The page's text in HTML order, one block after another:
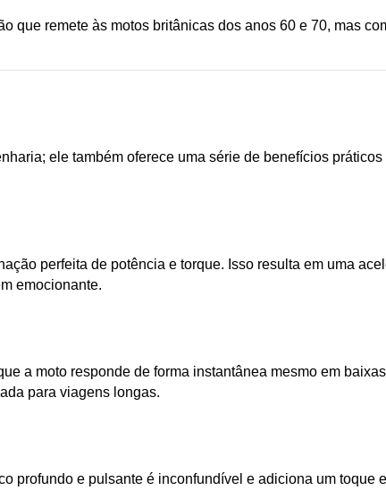
que remete às motos britânicas dos anos 60 e 70, mas
ele também oferece uma série de benefícios práticos
perfeita de potência e torque. Isso resulta em uma
emocionante.
a moto responde de forma instantânea mesmo em
para viagens longas.
profundo e pulsante é inconfundível e adiciona um toque